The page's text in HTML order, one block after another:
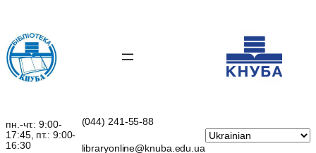
вмісту
пн.-чт.: 9:00-
17:45, пт.: 9:00-
16:30
(044) 241-55-88
libraryonline@knuba.edu.ua